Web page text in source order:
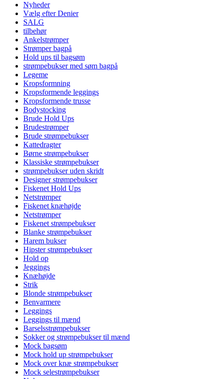
Nyheder
Vælg efter Denier
SALG
tilbehør
Ankelstrømper
Strømper bagpå
Hold ups til bagsøm
strømpebukser med søm bagpå
Legeme
Kropsformning
Kropsformende leggings
Kropsformende trusse
Bodystocking
Brude Hold Ups
Brudestrømper
Brude strømpebukser
Kattedragter
Børne strømpebukser
Klassiske strømpebukser
strømpebukser uden skridt
Designer strømpebukser
Fiskenet Hold Ups
Netstrømper
Fiskenet knæhøjde
Netstrømper
Fiskenet strømpebukser
Blanke strømpebukser
Harem bukser
Hipster strømpebukser
Hold op
Jeggings
Knæhøjde
Strik
Blonde strømpebukser
Benvarmere
Leggings
Leggings til mænd
Barselsstrømpebukser
Sokker og strømpebukser til mænd
Mock bagsøm
Mock hold up strømpebukser
Mock over knæ strømpebukser
Mock selestrømpebukser